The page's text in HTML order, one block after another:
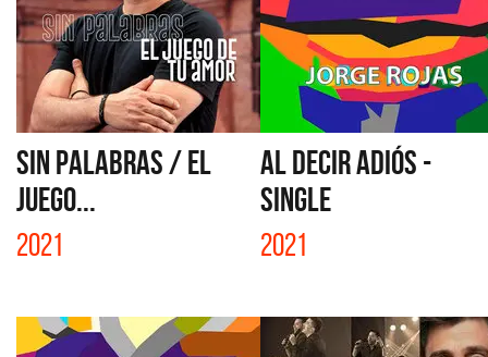
SIN PALABRAS / EL
JUEGO...
2021
AL DECIR ADIÓS -
SINGLE
2021